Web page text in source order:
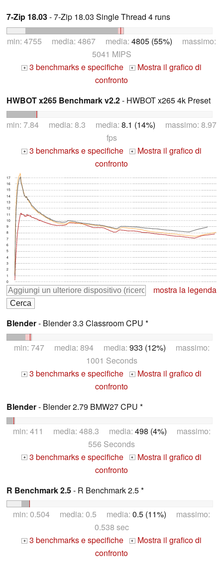
7-Zip 18.03- 7-Zip 18.03 Single Thread 4 runs
min: 4755 media: 4867 media: 4805 (55%) massimo:
5041 MIPS
+ 3 benchmarks e specifiche + Mostra il grafico di
confronto
HWBOT x265 Benchmark v2.2- HWBOT x265 4k Preset
min: 7.84 media: 8.3 media: 8.1 (14%) massimo: 8.97
fps
+ 3 benchmarks e specifiche + Mostra il grafico di
confronto
0
1
2
3
4
5
6
7
8
9
10
11
12
13
14
15
16
17
mostra la legenda
Blender- Blender 3.3 Classroom CPU *
min: 747 media: 894 media: 933 (12%) massimo:
1001 Seconds
+ 3 benchmarks e specifiche + Mostra il grafico di
confronto
Blender- Blender 2.79 BMW27 CPU *
min: 411 media: 488.3 media: 498 (4%) massimo:
556 Seconds
+ 3 benchmarks e specifiche + Mostra il grafico di
confronto
R Benchmark 2.5- R Benchmark 2.5 *
min: 0.504 media: 0.5 media: 0.5 (11%) massimo:
0.538 sec
+ 3 benchmarks e specifiche + Mostra il grafico di
confronto